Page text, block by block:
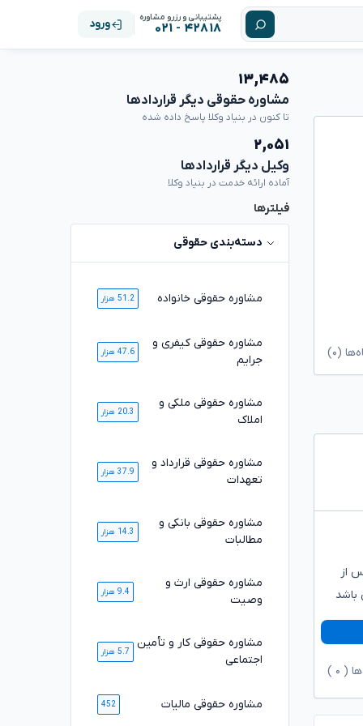
پشتیبانی و رزرو مشاوره
۴۲۸۱۸ - ۰۲۱ ورود
(۰)
از
باشد
( ۰
۱۳,۴۸۵
مشاوره حقوقی دیگر قراردادها
تا کنون در بنیاد وکلا پاسخ داده شده
۲,۰۵۱
وکیل دیگر قراردادها
آماده ارائه خدمت در بنیاد وکلا
فیلترها
دسته‌بندی حقوقی
مشاوره حقوقی خانواده 51.2 هزار
مشاوره حقوقی کیفری و
جرایم
47.6 هزار
مشاوره حقوقی ملکی و
املاک
20.3 هزار
مشاوره حقوقی قرارداد و
تعهدات
37.9 هزار
مشاوره حقوقی بانکی و
مطالبات
14.3 هزار
مشاوره حقوقی ارث و
وصیت
9.4 هزار
مشاوره حقوقی کار و تأمین
اجتماعی
5.7 هزار
مشاوره حقوقی مالیات 452